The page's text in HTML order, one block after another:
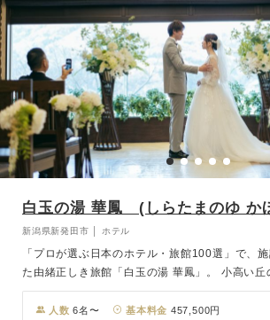
白玉の湯 華鳳 (しらたまのゆ か
新潟県新発田市 │ ホテル
「プロが選ぶ日本のホテル・旅館100選」で、
た由緒正しき旅館「白玉の湯 華鳳」。 小高い丘
一際目立つ存在。重厚な門より見上げる地上10
和の風情を巧みに活かした現代の城の趣を感じ
人数 6名〜 基本料金 457,500円